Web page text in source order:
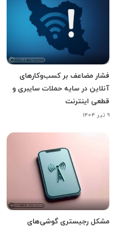
فشار مضاعف بر کسب‌وکارهای
آنلاین در سایه حملات سایبری و
قطعی اینترنت
۹ تیر ۱۴۰۴
مشکل رجیستری گوشی‌های